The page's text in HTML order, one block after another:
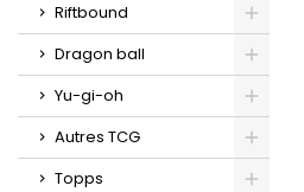
Riftbound
Dragon ball
Yu-gi-oh
Autres TCG
Topps